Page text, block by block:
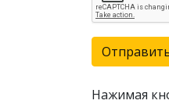
Нажимая